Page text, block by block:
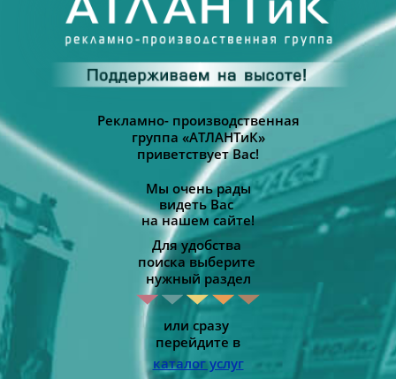
Рекламно- производственная
группа «АТЛАНТиК»
приветствует Вас!
Мы очень рады
видеть Вас
на нашем сайте!
Для удобства
поиска выберите
нужный раздел
или сразу
перейдите в
каталог услуг